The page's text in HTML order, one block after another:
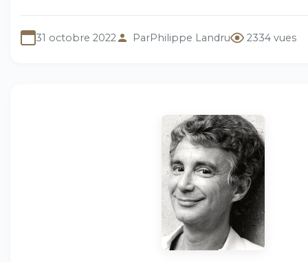
31 octobre 2022 ParPhilippe Landru 2334 vues